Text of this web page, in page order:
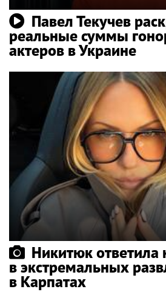
Павел Текучев
реальные суммы
актеров в Украине
Никитюк ответила
в экстремальных
в Карпатах